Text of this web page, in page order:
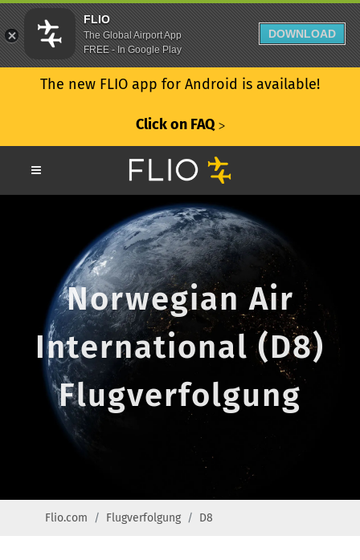
The new FLIO app for Android is available!
Click on FAQ ᐳ
Norwegian Air
International (D8)
Flugverfolgung
Flio.com Flugverfolgung D8
FLIO
The Global Airport App
FREE - In Google Play
DOWNLOAD